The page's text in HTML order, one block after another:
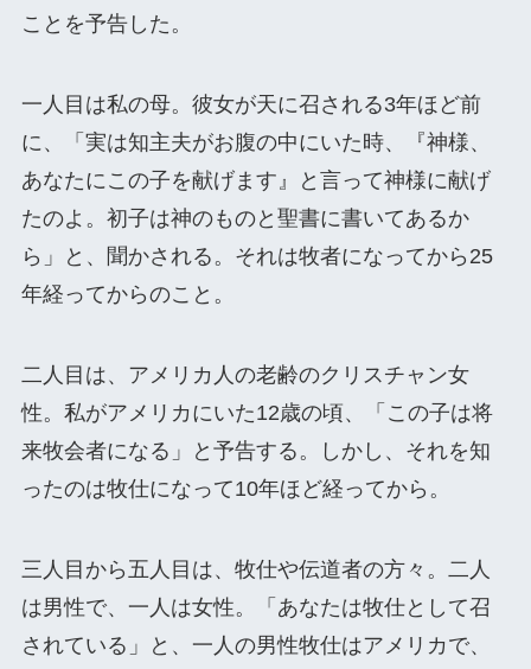
ことを予告した。
一人目は私の母。彼女が天に召される3年ほど前
に、「実は知主夫がお腹の中にいた時、『神様、
あなたにこの子を献げます』と言って神様に献げ
たのよ。初子は神のものと聖書に書いてあるか
ら」と、聞かされる。それは牧者になってから25
年経ってからのこと。
二人目は、アメリカ人の老齢のクリスチャン女
性。私がアメリカにいた12歳の頃、「この子は将
来牧会者になる」と予告する。しかし、それを知
ったのは牧仕になって10年ほど経ってから。
三人目から五人目は、牧仕や伝道者の方々。二人
は男性で、一人は女性。「あなたは牧仕として召
されている」と、一人の男性牧仕はアメリカで、